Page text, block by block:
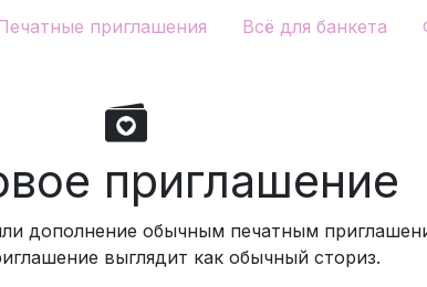
приглашения Всё для банкета
приглашение
дополнение обычным печатным
выглядит как обычный сториз.